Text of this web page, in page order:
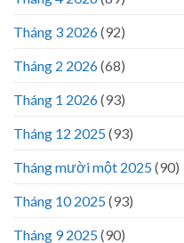
Tháng 3 2026(92)
Tháng 2 2026(68)
Tháng 1 2026(93)
Tháng 12 2025(93)
Tháng mười một 2025(90)
Tháng 10 2025(93)
Tháng 9 2025(90)